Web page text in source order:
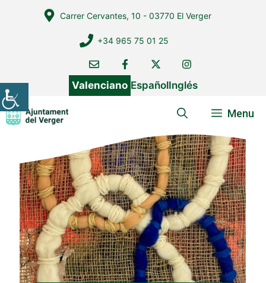
Carrer Cervantes, 10 - 03770 El Verger
+34 965 75 01 25
Valenciano EspañolInglés
Menu